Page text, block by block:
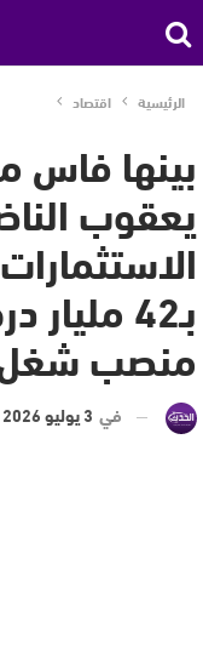
الرئيسية اقتصاد
بينها فاس
يعقوب
منصب
في 3 يوليو 2026 الساعة 14 و 29 دقيقة